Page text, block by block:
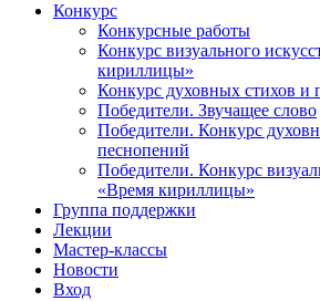
Конкурс
Конкурсные работы
Конкурс визуального
кириллицы»
Конкурс духовных стихов и
Победители. Звучащее слово
Победители. Конкурс
песнопений
Победители. Конкурс
«Время кириллицы»
Группа поддержки
Лекции
Мастер-классы
Новости
Вход